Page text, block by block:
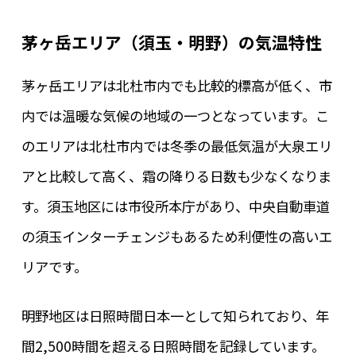
茅ヶ岳エリア（須玉・明野）の気温特性
茅ヶ岳エリアは北杜市内でも比較的標高が低く、市
内では温暖な気候の地域の一つとなっています。こ
のエリアは北杜市内では冬季の最低気温が大泉エリ
アと比較して高く、霜の降りる日数も少なくなりま
す。須玉地区には市役所本庁があり、中央自動車道
の須玉インターチェンジもあるため利便性の高いエ
リアです。
明野地区は日照時間日本一として知られており、年
間2,500時間を超える日照時間を記録しています。